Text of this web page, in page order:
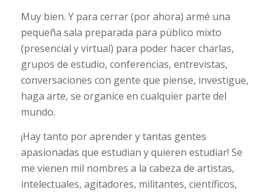
Muy bien. Y para cerrar (por ahora) armé una
pequeña sala preparada para público mixto
(presencial y virtual) para poder hacer charlas,
grupos de estudio, conferencias, entrevistas,
conversaciones con gente que piense, investigue,
haga arte, se organice en cualquier parte del
mundo.
¡Hay tanto por aprender y tantas gentes
apasionadas que estudian y quieren estudiar! Se
me vienen mil nombres a la cabeza de artistas,
intelectuales, agitadores, militantes, científicos,